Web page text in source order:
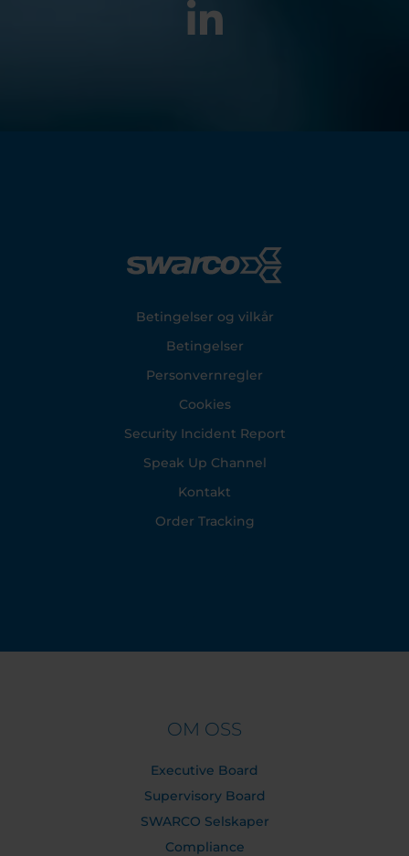
Betingelser og vilkår
Betingelser
Personvernregler
Cookies
Security Incident Report
Speak Up Channel
Kontakt
Order Tracking
OM OSS
Executive Board
Supervisory Board
SWARCO Selskaper
Compliance